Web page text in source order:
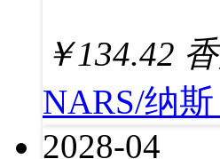
￥134.42
NARS/纳
2028-04